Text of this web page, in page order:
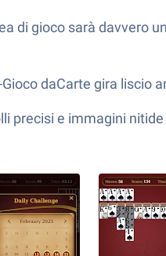
di gioco sarà davvero
daCarte gira liscio
e immagini